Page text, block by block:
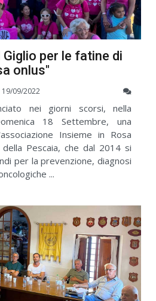
per le fatine di
onlus"
19/09/2022
nei giorni scorsi, nella
18 Settembre, una
Insieme in Rosa
Pescaia, che dal 2014 si
per la prevenzione, diagnosi
...